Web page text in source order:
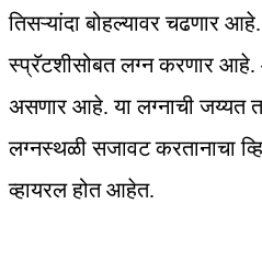
तिसऱ्यांदा बोहल्यावर चढणार
स्प्रॅटशीसोबत लग्न करणार
असणार आहे. या लग्नाची जय्यत
लग्नस्थळी सजावट करतानाचा
व्हायरल होत आहेत.